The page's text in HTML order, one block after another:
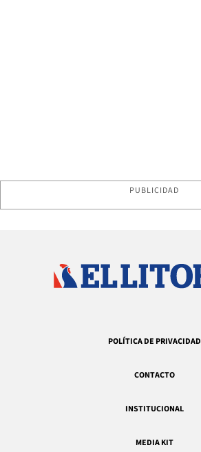
PUBLICIDAD
POLÍTICA DE PRIVACIDAD
CONTACTO
INSTITUCIONAL
MEDIA KIT